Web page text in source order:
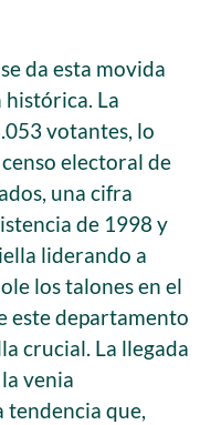
da esta movida
La
votantes, lo
electoral de
una cifra
de 1998 y
liderando a
los talones en el
este departamento
crucial. La llegada
venia
tendencia que,